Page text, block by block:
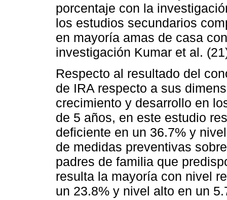
porcentaje con la
los estudios secundarios
en mayoría amas de casa
investigación Kumar et al.
Respecto al resultado del
de IRA respecto a sus
crecimiento y desarrollo en
de 5 años, en este estudio
deficiente en un 36.7% y
de medidas preventivas
padres de familia que
resulta la mayoría con nivel
un 23.8% y nivel alto en un